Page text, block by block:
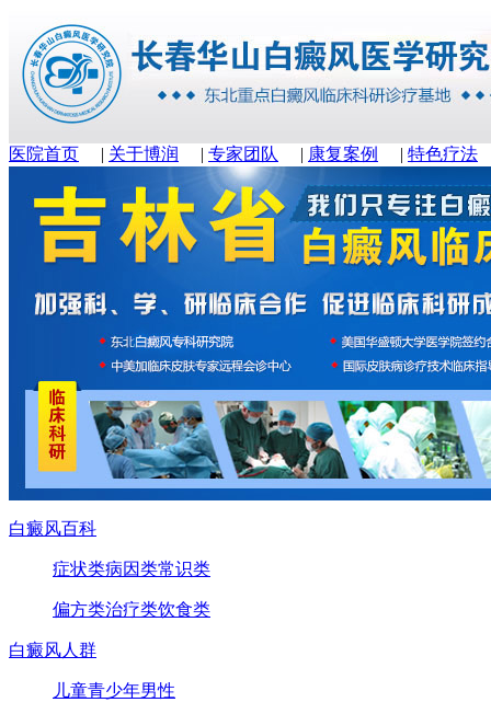
医院首页 | 关于博润 | 专家团队 | 康复案例 | 特色疗法
白癜风百科
症状类病因类常识类
偏方类治疗类饮食类
白癜风人群
儿童青少年男性